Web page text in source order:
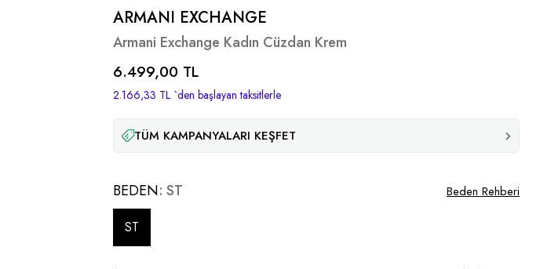
ARMANI EXCHANGE
Armani Exchange Kadın Cüzdan Krem
6.499,00 TL
2.166,33 TL `den başlayan taksitlerle
TÜM KAMPANYALARI KEŞFET
BEDEN ST
ST
Beden Rehberi